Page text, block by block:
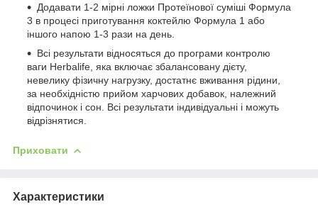
Додавати 1-2 мірні ложки Протеїнової суміші Формула
3 в процесі приготування коктейлю Формула 1 або
іншого напою 1-3 рази на день.
Всі результати відносяться до програми контролю
ваги Herbalife, яка включає збалансовану дієту,
невелику фізичну нагрузку, достатнє вживання рідини,
за необхідністю прийом харчових добавок, належний
відпочинок і сон. Всі результати індивідуальні і можуть
відрізнятися.
Приховати
Характеристики